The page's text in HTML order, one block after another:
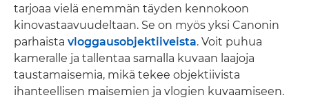
tarjoaa vielä enemmän täyden kennokoon
kinovastaavuudeltaan. Se on myös yksi Canonin
parhaista vloggausobjektiiveista. Voit puhua
kameralle ja tallentaa samalla kuvaan laajoja
taustamaisemia, mikä tekee objektiivista
ihanteellisen maisemien ja vlogien kuvaamiseen.